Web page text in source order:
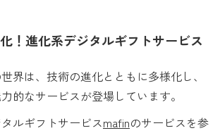
！進化系デジタルギフトサービス
界は、技術の進化とともに多様化し、
的なサービスが登場しています。
ルギフトサービスmafinのサービスを参